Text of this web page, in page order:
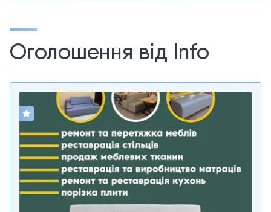
Оголошення від Info